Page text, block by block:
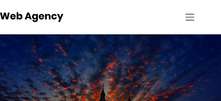
au
contenu